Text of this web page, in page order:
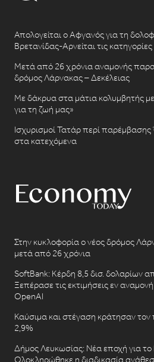
Απολογείται ο Αφγανός για τη
Βρετανίδας-Αρνείται τις κατηγορίες
Μετά από 26 χρόνια αναμονής
δρόμος Λάρνακας – Δεκέλειας
Με δάκρυα στα μάτια κολυμβητής με
για τη ζωή μας»
Ισχυρισμοί Τατάρ περί παρέμβασης
στα κατεχόμενα
Στην κυκλοφορία ο νέος δρόμος
μετά από 26 χρόνια
SoftBank: Κέρδη 8,5 δισ. δολαρίων
Ξεπέρασε τις εκτιμήσεις εν
OpenAI
Καύσιμα και στέγαση κράτησαν
2,9%
Δήμος Λευκωσίας: Νέα εποχή για
Ολοκληρώθηκε η διαδικασία